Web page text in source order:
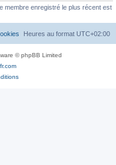
membre enregistré le plus récent est
Heures au format UTC+02:00
© phpBB Limited